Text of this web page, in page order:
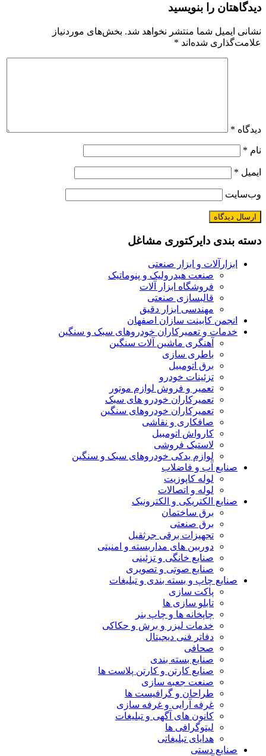
را بنویسید
شما منتشر نخواهد شد. بخش‌های موردنیاز
شده‌اند*
دایرکتوری مشاغل
و ابزار صنعتی
صنعت هیدرولیک و پنوماتیک
فروشگاه ابزار آلات
قالبسازی صنعتی
مهندسی ابزار دقیق
کابینت سازان اصفهان
و تعمیرکاران خودروهای سبک و سنگین
آهنگری ماشین آلات سنگین
باطری سازی
برق اتومبیل
تزئینات خودرو
تعمیر و فروش لوازم موتور
تعمیرکاران خودرو های سبک
تعمیرکاران خودروهای سنگین
صافکاری و نقاشی
کارواش اتومبیل
لاستیک فروشی
لوازم یدکی خودروهای سبک و سنگین
آب و فاضلاب
لوله کاپوزیت
لوله و اتصالات
الکتریکی و الکترونیک
برق ساختمان
برق صنعتی
تجهیزات برقی جرثقیل
دوربین های مداربسته و امنیتی
صنایع خانگی و تزئینی
صنایع صوتی و تصویری
چاپ و بسته بندی و تبلیغات
پاکت سازی
تابلو سازی ها
چاپخانه ها و چاپ بنر
خدمات لیزر و برش و حکاکی
دفاتر فنی دیجیتال
صحافی
صنایع بسته بندی
صنایع کارتن و کارتن پلاست ها
صنعت جعبه سازی
طراحان و گرافیست ها
غرفه آرایی و غرفه سازی
کانون های آگهی و تبلیغات
لیتوگرافی ها
هدایای تبلیغاتی
دستی